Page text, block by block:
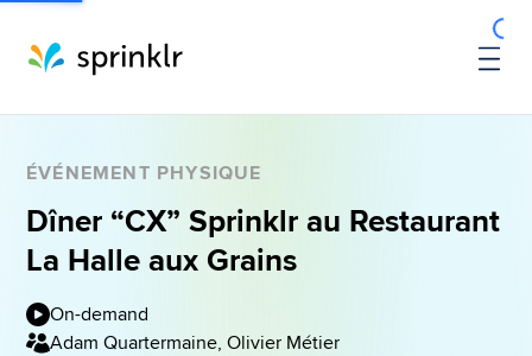
ÉVÉNEMENT PHYSIQUE
Dîner “CX” Sprinklr au Restaurant
La Halle aux Grains
On-demand
Adam Quartermaine, Olivier Métier